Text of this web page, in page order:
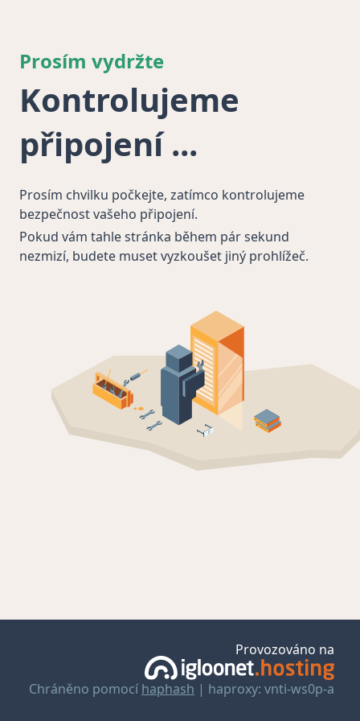
Prosím vydržte
Kontrolujeme
připojení
Prosím chvilku počkejte, zatímco kontrolujeme
bezpečnost vašeho připojení.
Pokud vám tahle stránka během pár sekund
nezmizí, budete muset vyzkoušet jiný prohlížeč.
Provozováno na
Chráněno pomocí haphash | haproxy: vnti-ws0p-a